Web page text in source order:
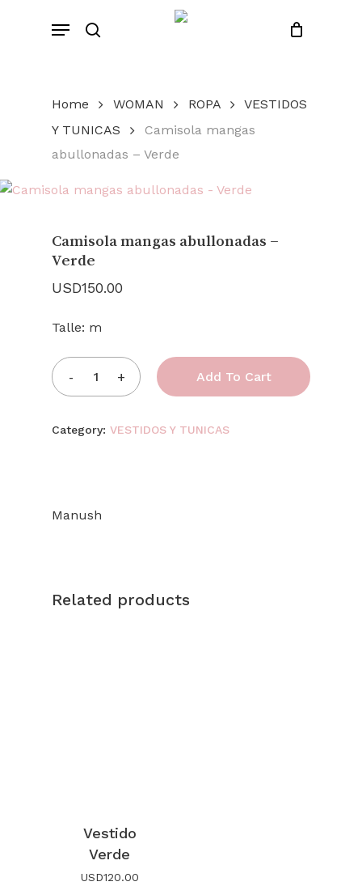
search
Menu
Cart
Home WOMAN ROPA
VESTIDOS
Y TUNICAS
Camisola mangas
abullonadas – Verde
Camisola mangas abullonadas –
Verde
USD150.00
Talle: m
Add To Cart
Category: VESTIDOS Y TUNICAS
Manush
Related products
Vestido
Verde
USD120.00